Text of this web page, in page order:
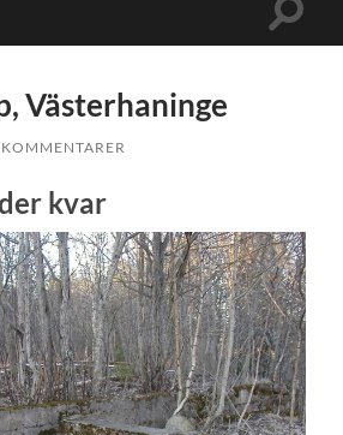
Slå
Västerhaninge
kvar